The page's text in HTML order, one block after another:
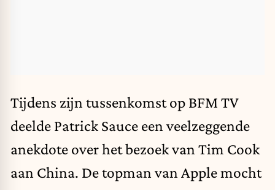
Tijdens zijn tussenkomst op BFM TV
deelde Patrick Sauce een veelzeggende
anekdote over het bezoek van Tim Cook
aan China. De topman van Apple mocht